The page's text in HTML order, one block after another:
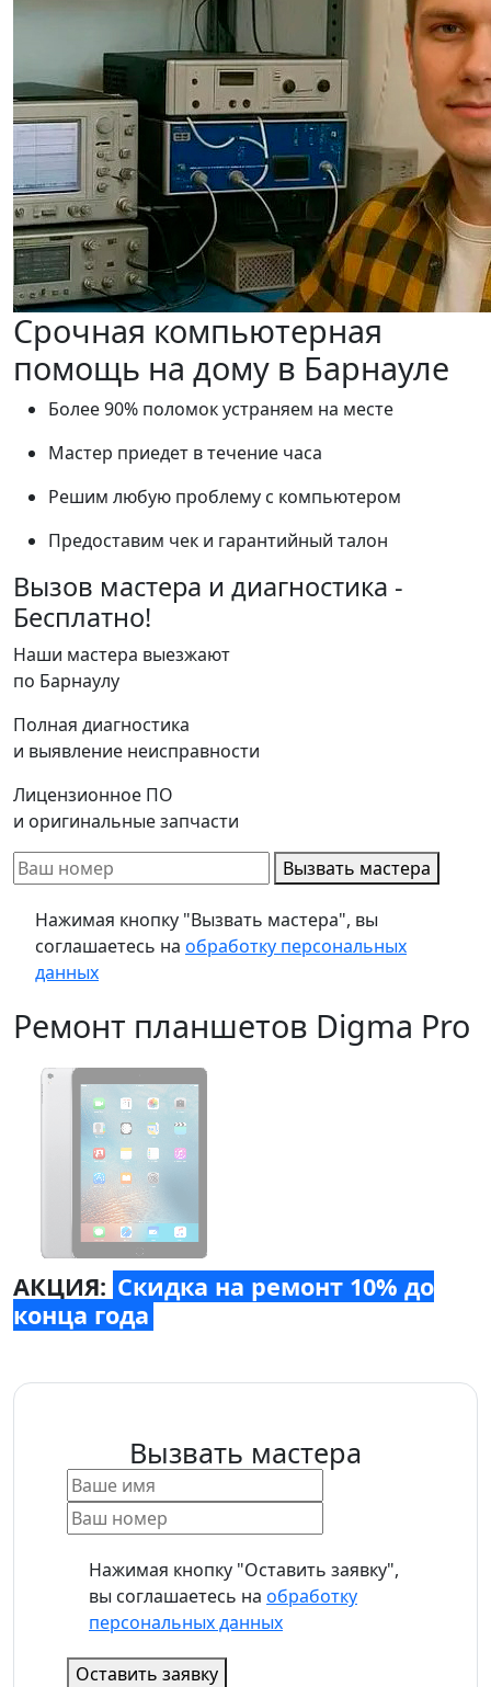
Срочная компьютерная
помощь на дому в Барнауле
Более 90% поломок устраняем на месте
Мастер приедет в течение часа
Решим любую проблему с компьютером
Предоставим чек и гарантийный талон
Вызов мастера и диагностика -
Бесплатно!
Наши мастера выезжают
по Барнаулу
Полная диагностика
и выявление неисправности
Лицензионное ПО
и оригинальные запчасти
Вызвать мастера
Нажимая кнопку "Вызвать мастера", вы
соглашаетесь на обработку персональных
данных
Ремонт планшетов Digma Pro
АКЦИЯ: Скидка на ремонт 10% до
конца года
Вызвать мастера
Нажимая кнопку "Оставить заявку",
вы соглашаетесь на обработку
персональных данных
Оставить заявку